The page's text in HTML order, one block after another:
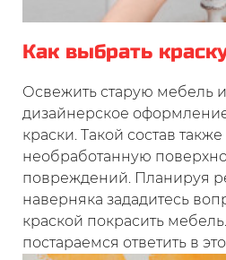
Tikkurila Pika-Teho A
применении и быстрое
позволяет получить
минимальными затратами
ищете лучшую краску для
поверхности, то такой
что вам нужно. Надежное
превосходное качество
идеальным выбором.
Убедитесь сами в качестве
Pika-Teho A матовая 9л.
Как выбрать
Освежить старую мебель
дизайнерское
краски. Такой состав
необработанную
повреждений. Планируя
наверняка зададитесь
краской покрасить
постараемся ответить в